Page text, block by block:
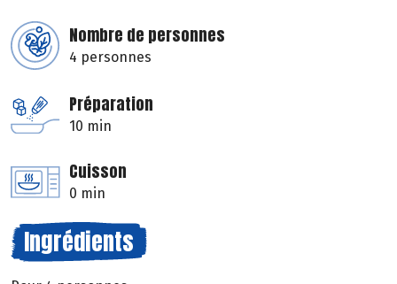
Nombre de personnes
4 personnes
Préparation
10 min
Cuisson
0 min
Ingrédients